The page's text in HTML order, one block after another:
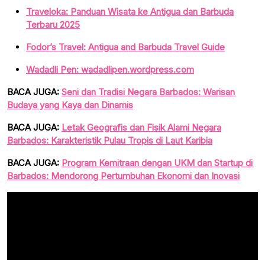
Traveloka: Panduan Wisata ke Antigua dan Barbuda
Terbaru 2025
Fodor’s Travel: Antigua and Barbuda Travel Guide
Wadadli Pen: wadadlipen.wordpress.com
BACA JUGA: Seni dan Tradisi Negara Barbados: Warisan
Budaya yang Kaya dan Dinamis
BACA JUGA: Letak Geografis dan Fisik Alami Negara
Barbados: Karakteristik Pulau Tropis di Laut Karibia
BACA JUGA: Program Kemitraan dengan UKM dan Startup di
Barbados: Mendorong Pertumbuhan Ekonomi dan Inovasi